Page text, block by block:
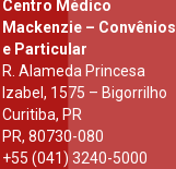
Centro Médico
Mackenzie – Convênios
e Particular
R. Alameda Princesa
Izabel, 1575 – Bigorrilho
Curitiba, PR
PR, 80730-080
+55 (041) 3240-5000